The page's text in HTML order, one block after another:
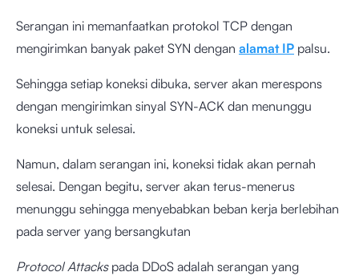
Serangan ini memanfaatkan protokol TCP dengan
mengirimkan banyak paket SYN dengan alamat IP palsu.
Sehingga setiap koneksi dibuka, server akan merespons
dengan mengirimkan sinyal SYN-ACK dan menunggu
koneksi untuk selesai.
Namun, dalam serangan ini, koneksi tidak akan pernah
selesai. Dengan begitu, server akan terus-menerus
menunggu sehingga menyebabkan beban kerja berlebihan
pada server yang bersangkutan
Protocol Attackspada DDoS adalah serangan yang